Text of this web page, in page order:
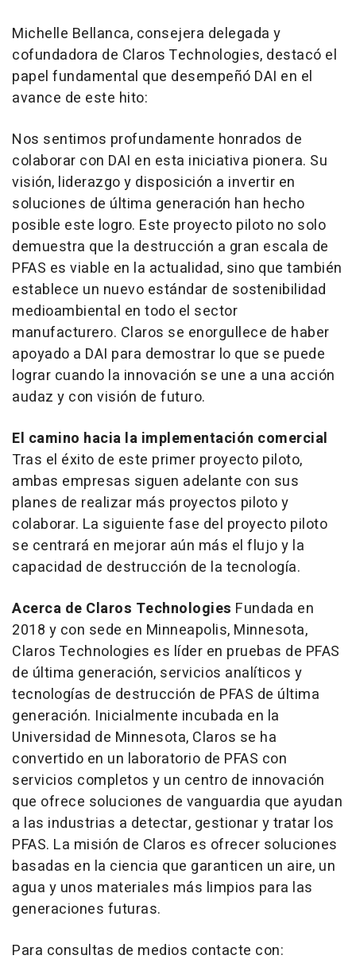
Michelle Bellanca, consejera delegada y
cofundadora de Claros Technologies, destacó el
papel fundamental que desempeñó DAI en el
avance de este hito:
Nos sentimos profundamente honrados de
colaborar con DAI en esta iniciativa pionera. Su
visión, liderazgo y disposición a invertir en
soluciones de última generación han hecho
posible este logro. Este proyecto piloto no solo
demuestra que la destrucción a gran escala de
PFAS es viable en la actualidad, sino que también
establece un nuevo estándar de sostenibilidad
medioambiental en todo el sector
manufacturero. Claros se enorgullece de haber
apoyado a DAI para demostrar lo que se puede
lograr cuando la innovación se une a una acción
audaz y con visión de futuro.
El camino hacia la implementación comercial
Tras el éxito de este primer proyecto piloto,
ambas empresas siguen adelante con sus
planes de realizar más proyectos piloto y
colaborar. La siguiente fase del proyecto piloto
se centrará en mejorar aún más el flujo y la
capacidad de destrucción de la tecnología.
Acerca de Claros Technologies Fundada en
2018 y con sede en Minneapolis, Minnesota,
Claros Technologies es líder en pruebas de PFAS
de última generación, servicios analíticos y
tecnologías de destrucción de PFAS de última
generación. Inicialmente incubada en la
Universidad de Minnesota, Claros se ha
convertido en un laboratorio de PFAS con
servicios completos y un centro de innovación
que ofrece soluciones de vanguardia que ayudan
a las industrias a detectar, gestionar y tratar los
PFAS. La misión de Claros es ofrecer soluciones
basadas en la ciencia que garanticen un aire, un
agua y unos materiales más limpios para las
generaciones futuras.
Para consultas de medios contacte con: